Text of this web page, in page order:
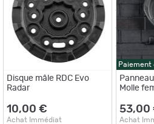
Disque mâle RDC Evo
Radar
10,00 €
Achat Immédiat
Paiement
Molle
53,00
Achat